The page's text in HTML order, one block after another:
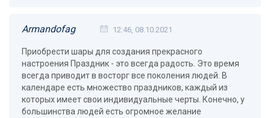
Armandofag 12:46, 08.10.2021
Приобрести шары для создания прекрасного
настроения Праздник - это всегда радость. Это время
всегда приводит в восторг все поколения людей. В
календаре есть множество праздников, каждый из
которых имеет свои индивидуальные черты. Конечно, у
большинства людей есть огромное желание